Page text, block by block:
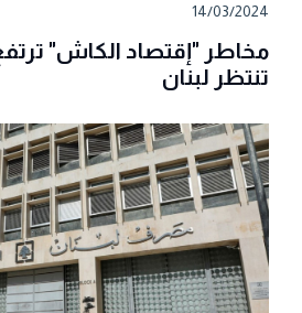
14/03/2024
مخاطر "إقتصاد الكاش"
تنتظر لبنان